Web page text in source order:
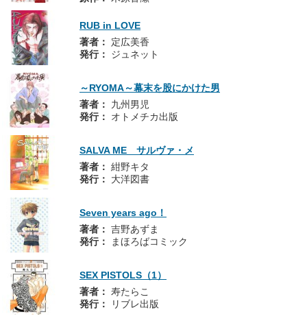
RUB in LOVE
著者：
定広美香
発行：
ジュネット
～RYOMA～幕末を股にかけた男
著者：
九州男児
発行：
オトメチカ出版
SALVA ME サルヴァ・メ
著者： 紺野キタ
発行：
大洋図書
Seven years ago！
著者： 吉野あずま
発行：
まほろばコミック
SEX PISTOLS（1）
著者： 寿たらこ
発行：
リブレ出版